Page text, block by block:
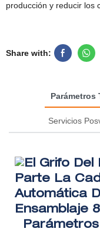
producción y reducir los
Share with:
Parámetros
Servicios